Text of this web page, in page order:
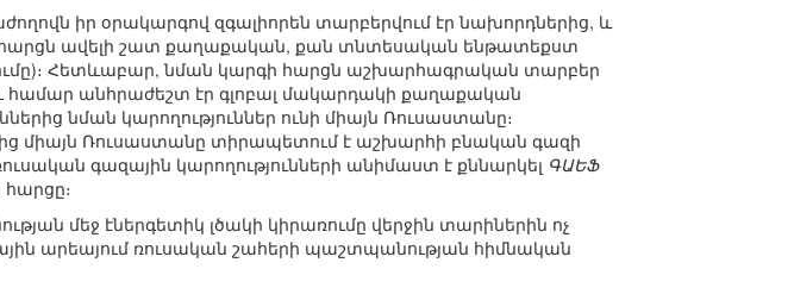
իր օրակարգով զգալիորեն տարբերվում էր նախորդներից, և
հարցն ավելի շատ քաղաքական, քան տնտեսական ենթատեքստ
Հետևաբար, նման կարգի հարցն աշխարհագրական տարբեր
համար անհրաժեշտ էր գլոբալ մակարդակի քաղաքական
նման կարողություններ ունի միայն Ռուսաստանը։
միայն Ռուսաստանը տիրապետում է աշխարհի բնական գազի
գազային կարողությունների անիմաստ է քննարկել ԳԱԵՖ
մեջ էներգետիկ լծակի կիրառումը վերջին տարիներին ոչ
արեայում ռուսական շահերի պաշտպանության հիմնական